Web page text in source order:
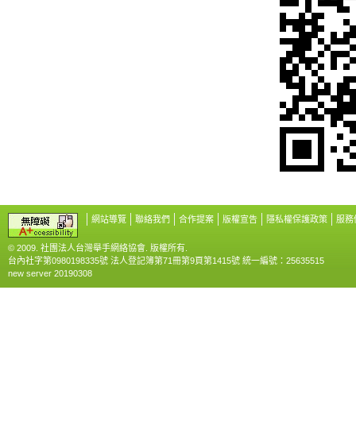
網站導覽 聯絡我們 合作提案 版權宣告 隱私權保護政策 服務
© 2009. 社團法人台灣舉手網絡協會. 版權所有.
台內社字第0980198335號 法人登記簿第71冊第9頁第1415號 統一編號：25635515
new server 20190308